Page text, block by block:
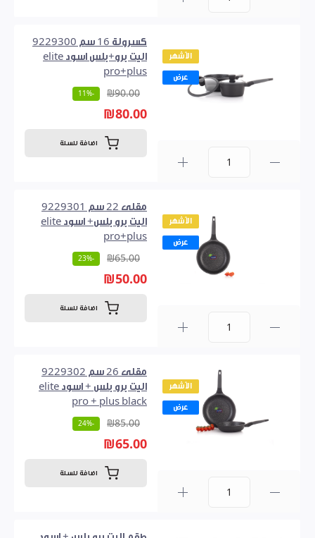
الأشهر
عرض
كسرولة 16 سم 9229300
اليت برو+بلس اسود elite
pro+plus
₪90.00
-11%
₪80.00
اضافة للسلة
الأشهر
عرض
مقلى 22 سم 9229301
اليت برو بلس+ اسود elite
pro+plus
₪65.00
-23%
₪50.00
اضافة للسلة
الأشهر
عرض
مقلى 26 سم 9229302
اليت برو بلس + اسود elite
pro + plus black
₪85.00
-24%
₪65.00
اضافة للسلة